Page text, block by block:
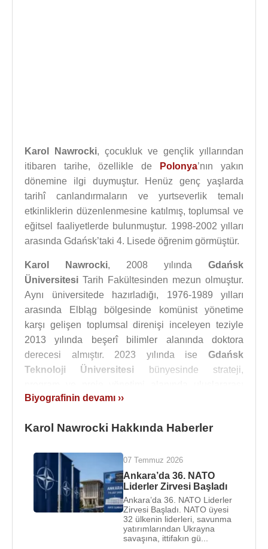
Karol Nawrocki, çocukluk ve gençlik yıllarından
itibaren tarihe, özellikle de
Polonya’nın yakın
dönemine ilgi duymuştur. Henüz genç yaşlarda
tarihî canlandırmaların ve yurtseverlik temalı
etkinliklerin düzenlenmesine katılmış, toplumsal ve
eğitsel faaliyetlerde bulunmuştur. 1998-2002 yılları
arasında Gdańsk’taki 4. Lisede öğrenim görmüştür.
Karol Nawrocki, 2008 yılında Gdańsk
Üniversitesi Tarih Fakültesinden mezun olmuştur.
Aynı üniversitede hazırladığı, 1976-1989 yılları
arasında Elbląg bölgesinde komünist yönetime
karşı gelişen toplumsal direnişi inceleyen teziyle
2013 yılında beşerî bilimler alanında doktora
derecesi almıştır. 2023 yılında ise Gdańsk
Teknoloji Üniversitesi bünyesinde strateji,
işletme yüksek lisansı eğitimini tamamlamıştır.
Karol Nawrocki, 2009 yılında Ulusal Anma
Kurumun Gdańsk şubesinde araştırma, eğitim ve
kamu bilgilendirme projelerinde görev almış; 2013-
2017 yılları arasında Halk Eğitimi Bürosu
başkanlığını yürütmüştür. ÇalışmalarındaNazi
işgali, komünist yönetim,Polonyadireniş
hareketleri ve totaliter rejimlerin mağdurları gibi
konulara ağırlık vermiştir.
Biyografinin devamı ››
Karol Nawrocki Hakkında Haberler
07 Temmuz 2026
Ankara’da 36. NATO
Liderler Zirvesi Başladı
Ankara’da 36. NATO Liderler
Zirvesi Başladı. NATO üyesi
32 ülkenin liderleri, savunma
yatırımlarından Ukrayna
savaşına, ittifakın gü...